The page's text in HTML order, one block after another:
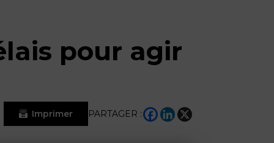
pour agir
Imprimer PARTAGER :